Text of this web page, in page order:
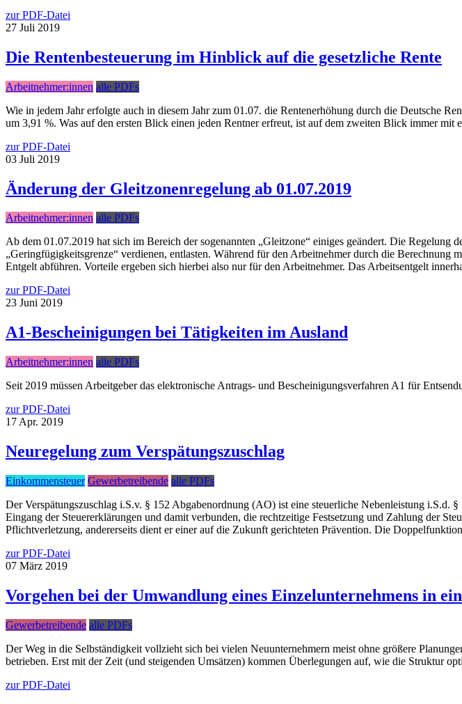
zur PDF-Datei
27 Juli 2019
Die Rentenbesteuerung im Hinblick auf die gesetzliche Rente
Arbeitnehmer:innen alle PDFs
Wie in jedem Jahr erfolgte auch in diesem Jahr zum 01.07. die Rentenerhöhung durch die Deutsche
um 3,91 %. Was auf den ersten Blick einen jeden Rentner erfreut, ist auf dem zweiten Blick immer mit
zur PDF-Datei
03 Juli 2019
Änderung der Gleitzonenregelung ab 01.07.2019
Arbeitnehmer:innen alle PDFs
Ab dem 01.07.2019 hat sich im Bereich der sogenannten „Gleitzone“ einiges geändert. Die
„Geringfügigkeitsgrenze“ verdienen, entlasten. Während für den Arbeitnehmer durch die
Entgelt abführen. Vorteile ergeben sich hierbei also nur für den Arbeitnehmer. Das Arbeitsentgelt
zur PDF-Datei
23 Juni 2019
A1-Bescheinigungen bei Tätigkeiten im Ausland
Arbeitnehmer:innen alle PDFs
Seit 2019 müssen Arbeitgeber das elektronische Antrags- und Bescheinigungsverfahren A1 für
zur PDF-Datei
17 Apr. 2019
Neuregelung zum Verspätungszuschlag
Einkommensteuer Gewerbetreibende alle PDFs
Der Verspätungszuschlag i.S.v. § 152 Abgabenordnung (AO) ist eine steuerliche Nebenleistung i.S.d.
Eingang der Steuererklärungen und damit verbunden, die rechtzeitige Festsetzung und Zahlung der
Pflichtverletzung, andererseits dient er einer auf die Zukunft gerichteten Prävention. Die
zur PDF-Datei
07 März 2019
Vorgehen bei der Umwandlung eines Einzelunternehmens in
Gewerbetreibende alle PDFs
Der Weg in die Selbständigkeit vollzieht sich bei vielen Neuunternehmern meist ohne größere
betrieben. Erst mit der Zeit (und steigenden Umsätzen) kommen Überlegungen auf, wie die Struktur
zur PDF-Datei